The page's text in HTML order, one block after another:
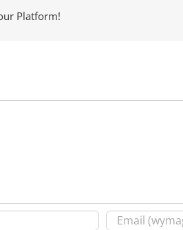
Platform!